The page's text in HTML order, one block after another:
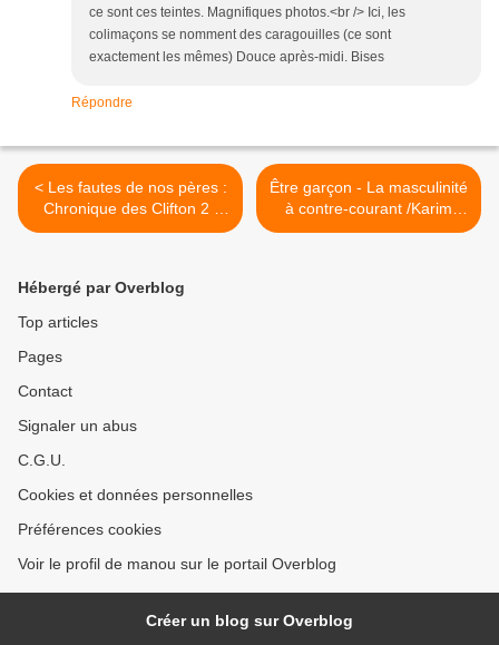
ce sont ces teintes. Magnifiques photos.<br /> Ici, les
colimaçons se nomment des caragouilles (ce sont
exactement les mêmes) Douce après-midi. Bises
Répondre
< Les fautes de nos pères :
Chronique des Clifton 2 /
Jeffrey Archer
Être garçon - La masculinité
à contre-courant /Karim
Ouaffi et Mikankey >
Hébergé par Overblog
Top articles
Pages
Contact
Signaler un abus
C.G.U.
Cookies et données personnelles
Préférences cookies
Voir le profil de manou sur le portail Overblog
Créer un blog sur Overblog